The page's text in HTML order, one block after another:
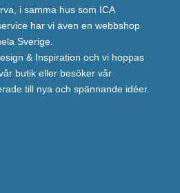
i samma hus som ICA
har vi även en webbshop
Sverige.
& Inspiration och vi hoppas
butik eller besöker vår
till nya och spännande idéer.